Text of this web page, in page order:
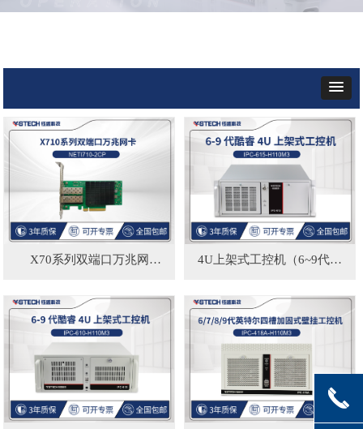
X70系列双端口万兆网
4U上架式工控机（6~9代处
win、linux
끅